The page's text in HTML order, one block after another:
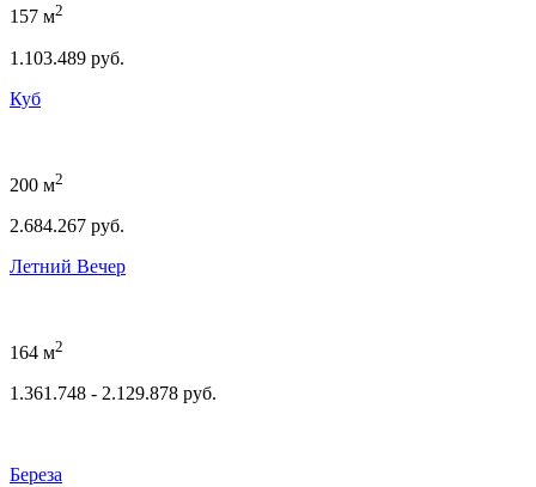
157 м2
1.103.489 руб.
Куб
200 м2
2.684.267 руб.
Летний Вечер
164 м2
1.361.748 - 2.129.878 руб.
Береза